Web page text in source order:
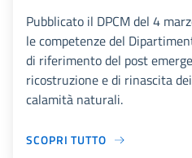
Pubblicato il DPCM del 4
le competenze del
di riferimento del post
ricostruzione e di rinascita
calamità naturali.
SCOPRI TUTTO